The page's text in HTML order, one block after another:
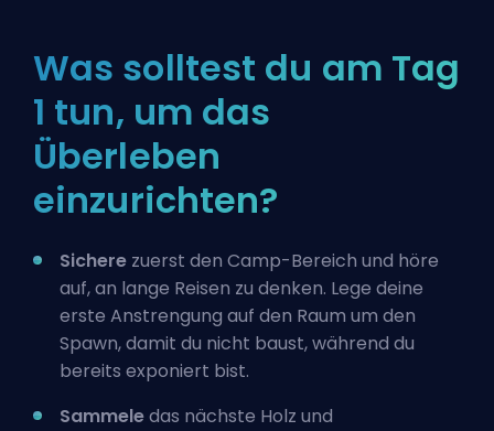
Was solltest du am Tag
1 tun, um das
Überleben
einzurichten?
Sichere zuerst den Camp-Bereich und höre
auf, an lange Reisen zu denken. Lege deine
erste Anstrengung auf den Raum um den
Spawn, damit du nicht baust, während du
bereits exponiert bist.
Sammeledas nächste Holz und